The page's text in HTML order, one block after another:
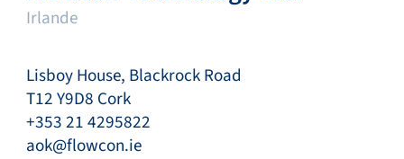
Irlande
Lisboy House, Blackrock Road
T12 Y9D8 Cork
+353 21 4295822
aok@flowcon.ie